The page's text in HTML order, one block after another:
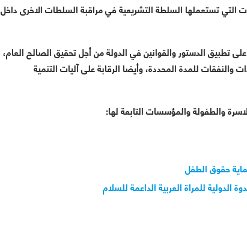
التي تستعملها السلطة التشريعية في مراقبة السلطات الاخرى داخل
تطبيق الدستور والقوانين في الدولة من أجل تحقيق الصالح العام،
والنفقات للمدة المحددة، وأيضا الرقابة على آليات التنمية
والطفولة والمؤسسات التابعة لها:
حقوق الطفل
الدولية للمراة العربية الداعمة للسلام